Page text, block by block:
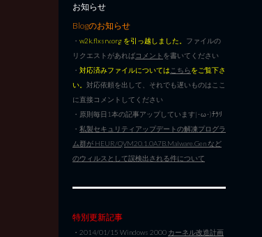
お知らせ
Blogのお知らせ
・ w2k.flxsrv.org を引っ越しました。 ファイルの
リクエストがあればコメント を書いてください
・ 対応済みファイルについては こちらをご覧下さ
い。 対応依頼を出して、それでも遅いものはここ
に直接コメントしてください
・原則毎日1本の記事アップしています|･ω･)ﾁﾗﾘ
・ 私製セキュリティアップデートの解凍プログラ
ム群が HEUR/QVM20.1.0A7B.Malware.Gen など
のウィルスとして誤検出される件について
特別更新記事
・2014/01/15 Windows 2000 カーネル改造計画